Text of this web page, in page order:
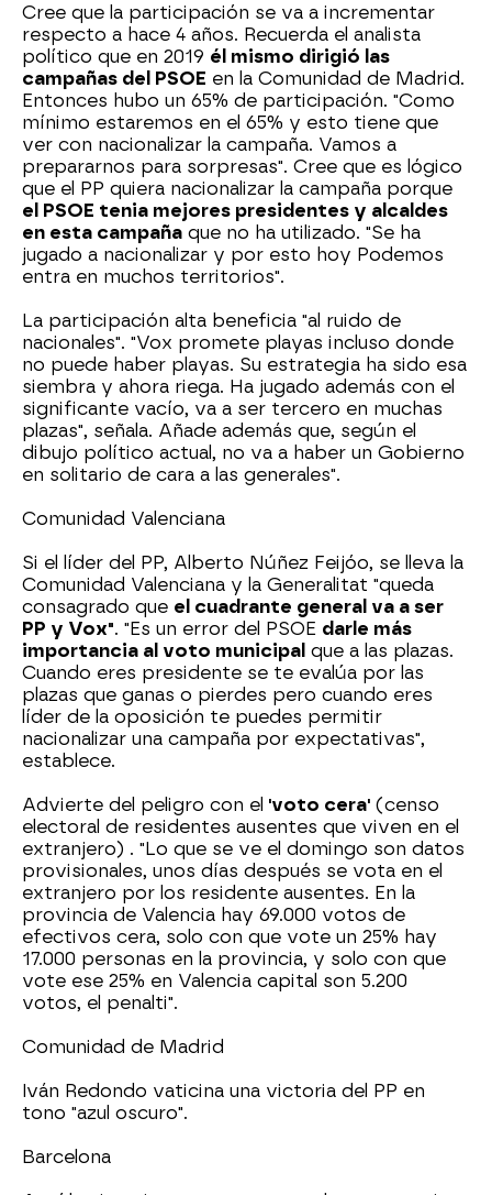
Cree que la participación se va a incrementar
respecto a hace 4 años. Recuerda el analista
político que en 2019 él mismo dirigió las
campañas del PSOE en la Comunidad de Madrid.
Entonces hubo un 65% de participación. "Como
mínimo estaremos en el 65% y esto tiene que
ver con nacionalizar la campaña. Vamos a
prepararnos para sorpresas". Cree que es lógico
que el PP quiera nacionalizar la campaña porque
el PSOE tenia mejores presidentes y alcaldes
en esta campaña que no ha utilizado. "Se ha
jugado a nacionalizar y por esto hoy Podemos
entra en muchos territorios".
La participación alta beneficia "al ruido de
nacionales". "Vox promete playas incluso donde
no puede haber playas. Su estrategia ha sido esa
siembra y ahora riega. Ha jugado además con el
significante vacío, va a ser tercero en muchas
plazas", señala. Añade además que, según el
dibujo político actual, no va a haber un Gobierno
en solitario de cara a las generales".
Comunidad Valenciana
Si el líder del PP, Alberto Núñez Feijóo, se lleva la
Comunidad Valenciana y la Generalitat "queda
consagrado que el cuadrante general va a ser
PP y Vox". "Es un error del PSOE darle más
importancia al voto municipal que a las plazas.
Cuando eres presidente se te evalúa por las
plazas que ganas o pierdes pero cuando eres
líder de la oposición te puedes permitir
nacionalizar una campaña por expectativas",
establece.
Advierte del peligro con el 'voto cera' (censo
electoral de residentes ausentes que viven en el
extranjero) . "Lo que se ve el domingo son datos
provisionales, unos días después se vota en el
extranjero por los residente ausentes. En la
provincia de Valencia hay 69.000 votos de
efectivos cera, solo con que vote un 25% hay
17.000 personas en la provincia, y solo con que
vote ese 25% en Valencia capital son 5.200
votos, el penalti".
Comunidad de Madrid
Iván Redondo vaticina una victoria del PP en
tono "azul oscuro".
Barcelona